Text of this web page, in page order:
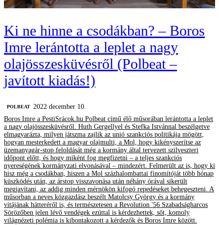
Ki ne hinne a csodákban? – Boros
Imre lerántotta a leplet a nagy
olajösszesküvésről (Polbeat –
javított kiadás!)
‎POLBEAT 2022 december 10.
Boros Imre a PestiSrácok.hu Polbeat című élő műsorában lerántotta a leplet
a nagy olajösszesküvésről. Huth Gergellyel és Stefka Istvánnal beszélgetve
elmagyarázta, milyen játszma zajlik az unió szankciós politikája mögött,
hogyan mesterkedett a magyar olajmulti, a Mol, hogy kikényszerítse az
üzemanyagár-stop feloldását még a kormány által tervezett szilveszteri
időpont előtt, és hogy miként fog megfizetni – a teljes szankciós
nyereségének kormányzati elvonásával – mindezért. Felmerült az is, hogy ki
hisz még a csodákban, hiszen a Mol százhalombattai finomítóját több hónap
küszködés után, az árstop visszavonása után néhány órával sikerült
megjavítani, az addig minden mérnökön kifogó repedéseket behegeszteni. A
műsorban a neves közgazdász beszélt Matolcsy György és a kormány
vitájának hátteréről is, és természetesen a Revolution '56 Szabadságharcos
Sörözőben jelen lévő vendégek ezúttal is kérdezhettek, sőt, komoly
világnézeti polémia is kibontakozott a kérdezők és Boros Imre között.